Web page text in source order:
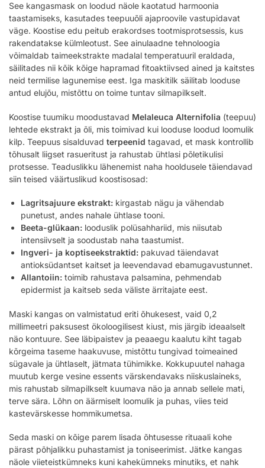
See kangasmask on loodud näole kaotatud harmoonia
taastamiseks, kasutades teepuuõli ajaproovile vastupidavat
väge. Koostise edu peitub erakordses tootmisprotsessis, kus
rakendatakse külmleotust. See ainulaadne tehnoloogia
võimaldab taimeekstrakte madalal temperatuuril eraldada,
säilitades nii kõik kõige hapramad fitoaktiivsed ained ja kaitstes
neid termilise lagunemise eest. Iga maskitilk säilitab looduse
antud elujõu, mistõttu on toime tuntav silmapilkselt.
Koostise tuumiku moodustavad Melaleuca Alternifolia (teepuu)
lehtede ekstrakt ja õli, mis toimivad kui looduse loodud loomulik
kilp. Teepuus sisalduvad terpeenid tagavad, et mask kontrollib
tõhusalt liigset rasueritust ja rahustab ühtlasi põletikulisi
protsesse. Teaduslikku lähenemist naha hooldusele täiendavad
siin teised väärtuslikud koostisosad:
Lagritsajuure ekstrakt: kirgastab nägu ja vähendab
punetust, andes nahale ühtlase tooni.
Beeta-glükaan: looduslik polüsahhariid, mis niisutab
intensiivselt ja soodustab naha taastumist.
Ingveri- ja koptiseekstraktid: pakuvad täiendavat
antioksüdantset kaitset ja leevendavad ebamugavustunnet.
Allantoiin: toimib rahustava palsamina, pehmendab
epidermist ja kaitseb seda väliste ärritajate eest.
Maski kangas on valmistatud eriti õhukesest, vaid 0,2
millimeetri paksusest ökoloogilisest kiust, mis järgib ideaalselt
näo kontuure. See läbipaistev ja peaaegu kaalutu kiht tagab
kõrgeima taseme haakuvuse, mistõttu tungivad toimeained
sügavale ja ühtlaselt, jätmata tühimikke. Kokkupuutel nahaga
muutub kerge vesine essents värskendavaks niiskuslaineks,
mis rahustab silmapilkselt kuumava näo ja annab sellele mati,
terve sära. Lõhn on äärmiselt loomulik ja puhas, viies teid
kastevärskesse hommikumetsa.
Seda maski on kõige parem lisada õhtusesse rituaali kohe
pärast põhjalikku puhastamist ja toniseerimist. Jätke kangas
näole viieteistkümneks kuni kahekümneks minutiks, et nahk